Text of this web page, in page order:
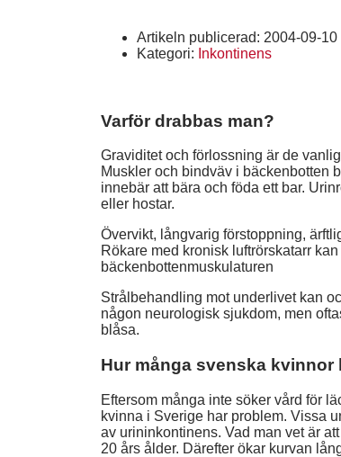
Artikeln publicerad: 2004-09-10
Kategori: Inkontinens
Varför drabbas man?
Graviditet och förlossning är de
Muskler och bindväv i bäckenbotten
innebär att bära och föda ett bar.
eller hostar.
Övervikt, långvarig förstoppning,
Rökare med kronisk luftrörskatarr
bäckenbottenmuskulaturen
Strålbehandling mot underlivet kan
någon neurologisk sjukdom, men
blåsa.
Hur många svenska kvinnor
Eftersom många inte söker vård för
kvinna i Sverige har problem. Vissa
av urininkontinens. Vad man vet är
20 års ålder. Därefter ökar kurvan